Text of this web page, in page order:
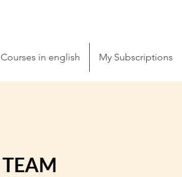
Courses in english My Subscriptions